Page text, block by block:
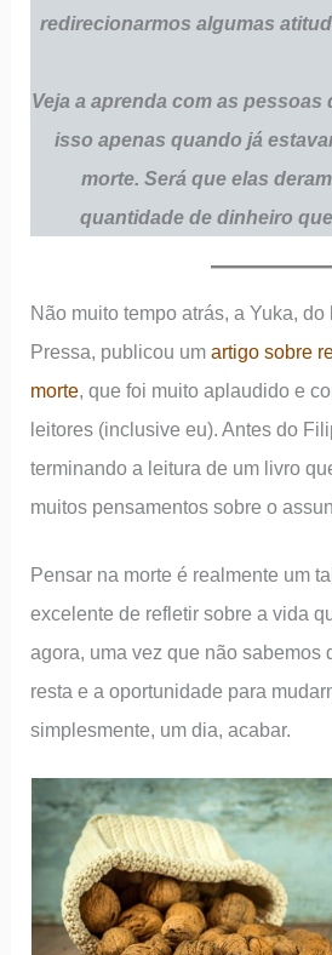
redirecionarmos algumas
Veja a aprenda com as
isso apenas quando já
morte. Será que elas
quantidade de dinheiro
Não muito tempo atrás, a Yuka,
Pressa, publicou umartigo sobre
morte, que foi muito aplaudido e
leitores (inclusive eu). Antes do
terminando a leitura de um livro
muitos pensamentos sobre o
Pensar na morte é realmente um
excelente de refletir sobre a vida
agora, uma vez que não sabemos
resta e a oportunidade para
simplesmente, um dia, acabar.